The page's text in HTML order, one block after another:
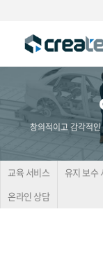
창의적이고 감각적
교육 서비스 유지 보수
온라인 상담